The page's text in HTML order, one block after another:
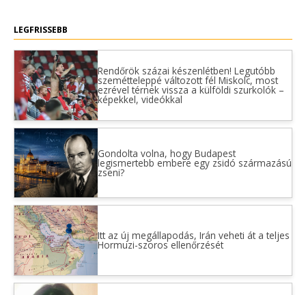
LEGFRISSEBB
Rendőrök százai készenlétben! Legutóbb
szemétteleppé változott fél Miskolc, most
ezrével térnek vissza a külföldi szurkolók –
képekkel, videókkal
Gondolta volna, hogy Budapest
legismertebb embere egy zsidó származású
zseni?
Itt az új megállapodás, Irán veheti át a teljes
Hormuzi-szoros ellenőrzését